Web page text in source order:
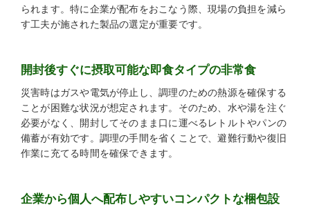
られます。特に企業が配布をおこなう際、現場の負担を減ら
す工夫が施された製品の選定が重要です。
開封後すぐに摂取可能な即食タイプの非常食
災害時はガスや電気が停止し、調理のための熱源を確保する
ことが困難な状況が想定されます。そのため、水や湯を注ぐ
必要がなく、開封してそのまま口に運べるレトルトやパンの
備蓄が有効です。調理の手間を省くことで、避難行動や復旧
作業に充てる時間を確保できます。
企業から個人へ配布しやすいコンパクトな梱包設